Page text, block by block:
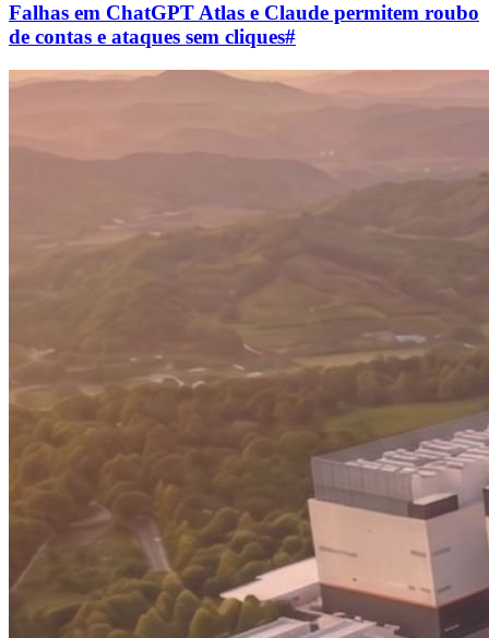
Falhas em ChatGPT Atlas e Claude permitem roubo
de contas e ataques sem cliques#